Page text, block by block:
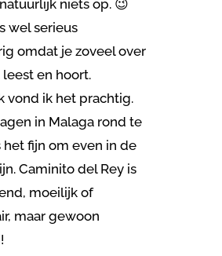
niets op. 😉
wel serieus
omdat je zoveel over
en hoort.
vond ik het prachtig.
in Malaga rond te
het fijn om even in de
Caminito del Rey is
moeilijk of
maar gewoon